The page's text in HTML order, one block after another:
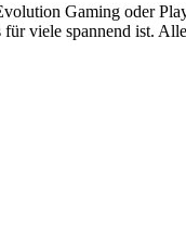
Gaming oder
viele spannend ist.